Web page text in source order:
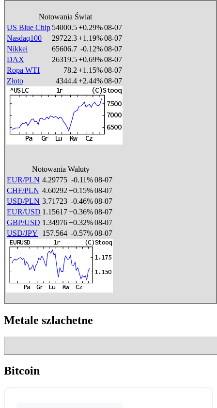
Notowania Świat
US Blue Chip 54000.5+0.29%08-07
Nasdaq100
29722.3+1.19%08-07
Nikkei
65606.7 -0.12%08-07
DAX
26319.5+0.69%08-07
Ropa WTI
78.2 +1.15%08-07
Złoto
4344.4+2.44%08-07
Notowania Waluty
EUR/PLN 4.29775 -0.11%08-07
CHF/PLN 4.60292 +0.15%08-07
USD/PLN 3.71723 -0.46%08-07
EUR/USD 1.15617+0.36%08-07
GBP/USD 1.34976+0.32%08-07
USD/JPY
157.564 -0.57%08-07
Metale szlachetne
Bitcoin